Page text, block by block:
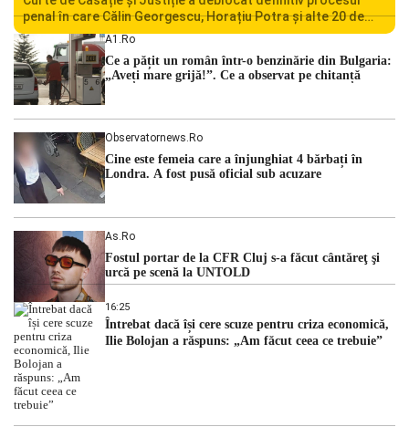
penal în care Călin Georgescu, Horațiu Potra și alte 20 de
persoane sunt acuzați de acțiuni îndreptate împotriva
ordinii constituționale. În ședința din camera preliminară,
judecătorii de la instanța supremă au […]
A1.ro
Ce a pățit un român într-o benzinărie din Bulgaria:
„Aveți mare grijă!”. Ce a observat pe chitanță
Observatornews.ro
Cine este femeia care a înjunghiat 4 bărbați în
Londra. A fost pusă oficial sub acuzare
As.ro
Fostul portar de la CFR Cluj s-a făcut cântăreţ şi
urcă pe scenă la UNTOLD
16:25
Întrebat dacă își cere scuze pentru criza economică,
Ilie Bolojan a răspuns: „Am făcut ceea ce trebuie”